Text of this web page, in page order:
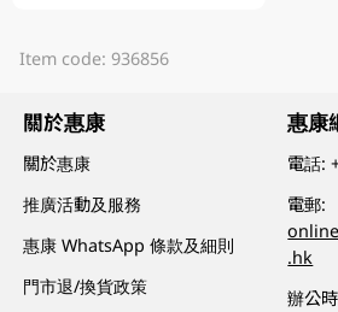
Item code: 936856
關於惠康
關於惠康
推廣活動及服務
惠康 WhatsApp 條款及細則
門市退/換貨政策
惠康
電話:
電郵:
.hk
辦公